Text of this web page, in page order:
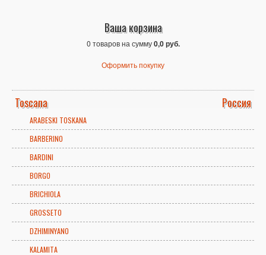
Ваша корзина
0 товаров на сумму0,0 руб.
Оформить покупку
Toscana Россия
ARABESKI TOSKANA
BARBERINO
BARDINI
BORGO
BRICHIOLA
GROSSETO
DZHIMINYANO
KALAMITA